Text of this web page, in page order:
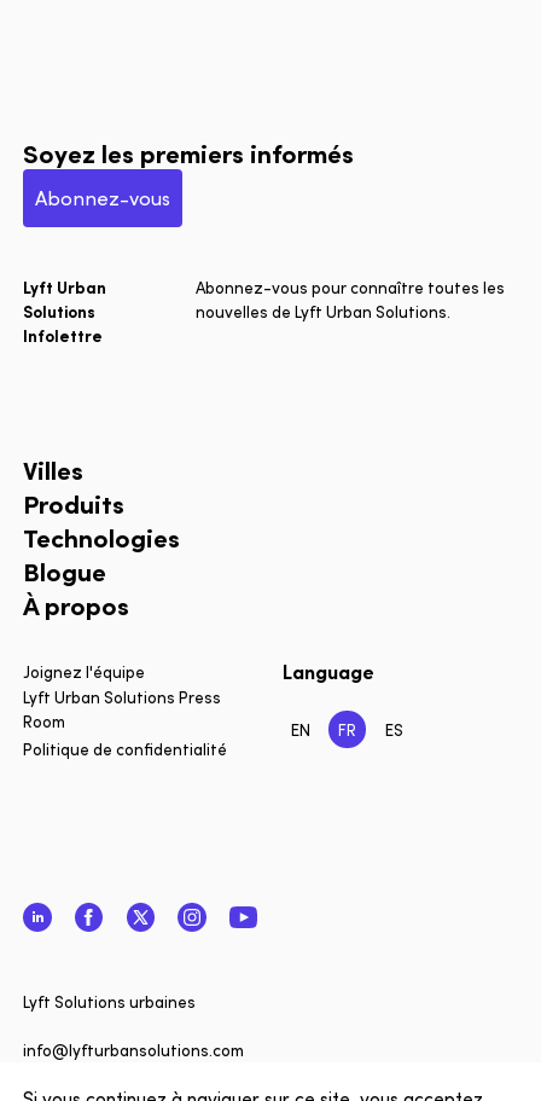
?
Soyez les premiers informés
Abonnez-vous
Lyft Urban
Solutions
Infolettre
Abonnez-vous pour connaître toutes les
nouvelles de Lyft Urban Solutions.
Villes
Produits
Technologies
Blogue
À propos
Joignez l'équipe
Lyft Urban Solutions Press
Room
Politique de confidentialité
Language
EN FR ES
LinkedInFacebookTwitterInstagramYouTube
Lyft Solutions urbaines
info@lyfturbansolutions.com